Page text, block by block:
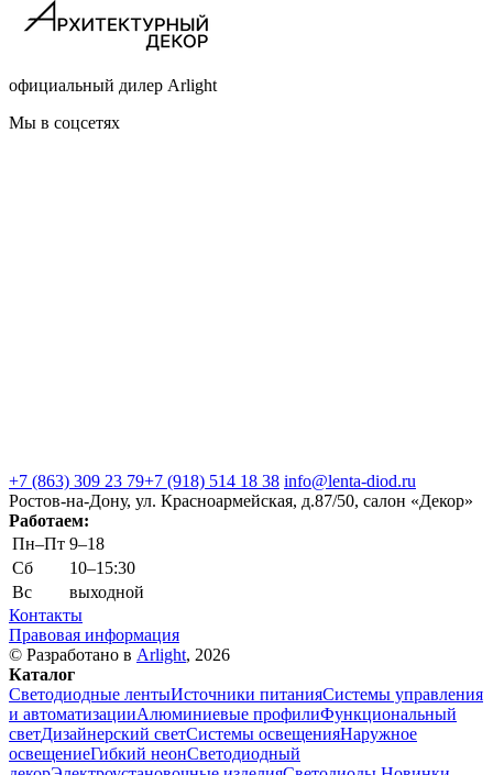
официальный дилер Arlight
Мы в соцсетях
+7 (863) 309 23 79+7 (918) 514 18 38 info@lenta-diod.ru
Ростов-на-Дону, ул. Красноармейская, д.87/50, салон «Декор»
Работаем:
Пн–Пт 9–18
Сб
10–15:30
Вс
выходной
Контакты
Правовая информация
© Разработано в Arlight, 2026
Каталог
Светодиодные лентыИсточники питанияСистемы управления
и автоматизацииАлюминиевые профилиФункциональный
светДизайнерский светСистемы освещенияНаружное
освещениеГибкий неонСветодиодный